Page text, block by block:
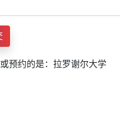
预约的是：拉罗谢尔大学